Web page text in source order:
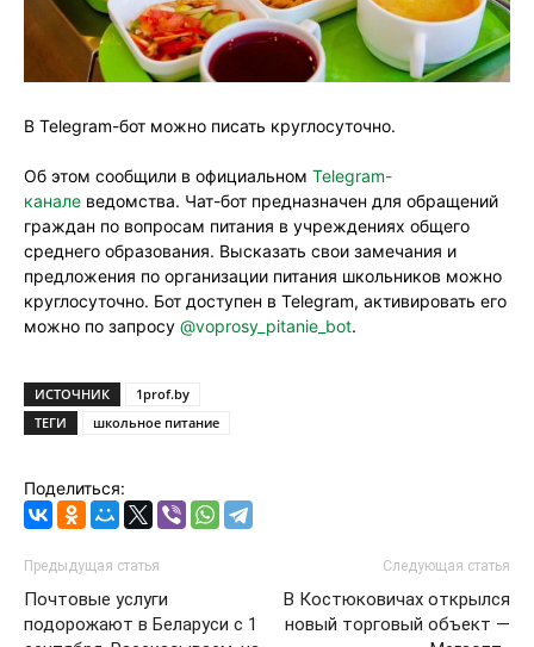
В Telegram-бот можно писать круглосуточно.
Об этом сообщили в официальном Telegram-
канале ведомства. Чат-бот предназначен для обращений
граждан по вопросам питания в учреждениях общего
среднего образования. Высказать свои замечания и
предложения по организации питания школьников можно
круглосуточно. Бот доступен в Telegram, активировать его
можно по запросу @voprosy_pitanie_bot.
ИСТОЧНИК
1prof.by
ТЕГИ
школьное питание
Поделиться:
Предыдущая статья
Почтовые услуги
подорожают в Беларуси с 1
Следующая статья
В Костюковичах открылся
новый торговый объект —